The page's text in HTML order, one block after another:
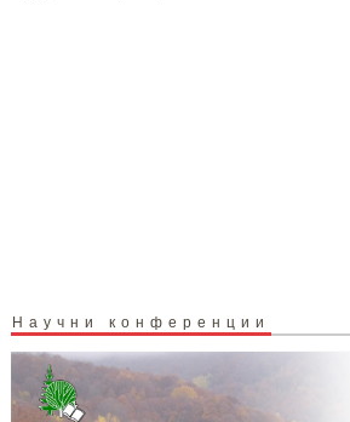
Научни конференции